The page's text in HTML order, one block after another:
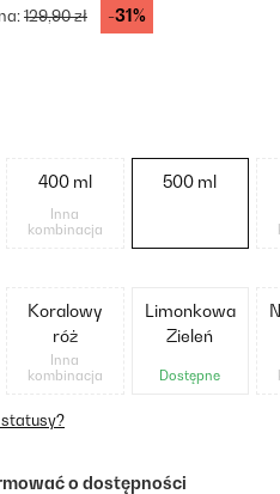
129,90 zł -31%
400 ml
Inna
kombinacja
500 ml
Koralowy
róż
Inna
kombinacja
Limonkowa
Zieleń
Dostępne
o dostępności